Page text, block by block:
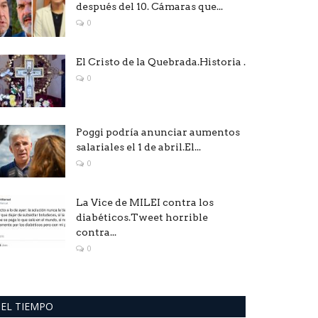
después del 10. Cámaras que...
0
El Cristo de la Quebrada.Historia .
0
Poggi podría anunciar aumentos
salariales el 1 de abril.El...
0
La Vice de MILEI contra los
diabéticos.Tweet horrible
contra...
0
EL TIEMPO